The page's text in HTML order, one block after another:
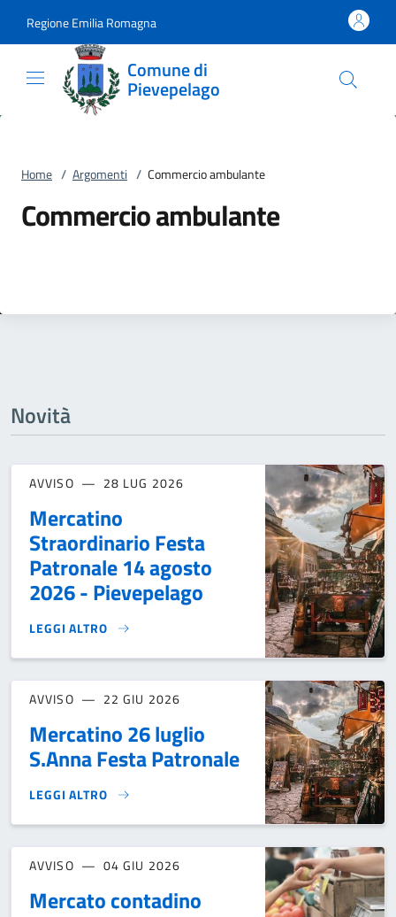
Regione Emilia Romagna
Comune di
Pievepelago
Home / Argomenti / Commercio ambulante
Commercio ambulante
Novità
AVVISO 28 LUG 2026
Mercatino
Straordinario Festa
Patronale 14 agosto
2026 - Pievepelago
LEGGI ALTRO
MERCATINO STRAORDINARIO FESTA PATRONALE 14
AVVISO 22 GIU 2026
Mercatino 26 luglio
S.Anna Festa Patronale
LEGGI ALTRO
MERCATINO 26 LUGLIO S.ANNA FESTA PATRONALE}
AVVISO 04 GIU 2026
Mercato contadino